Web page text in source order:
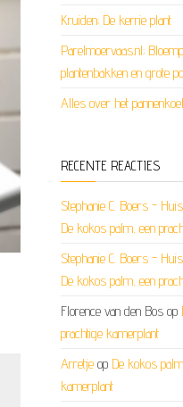
Kruiden; De kerrie plant
Parelmoervaas.nl;
plantenbakken en grote
Alles over het
RECENTE REACTIES
Stephanie C. Boers -
De kokos palm, een
Stephanie C. Boers -
De kokos palm, een
Florence van den Bosop
prachtige kamerplant
Arretjeop De kokos
kamerplant